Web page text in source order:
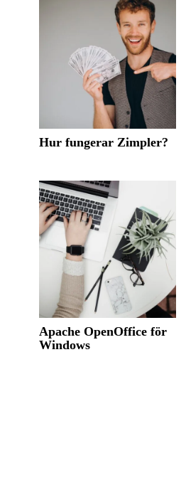
Hur fungerar Zimpler?
Apache OpenOffice för
Windows